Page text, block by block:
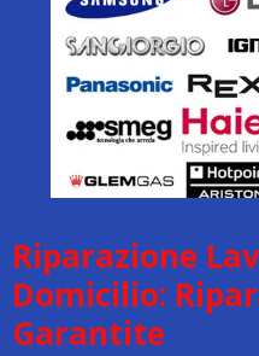
Riparazione
Domicilio:
Garantite